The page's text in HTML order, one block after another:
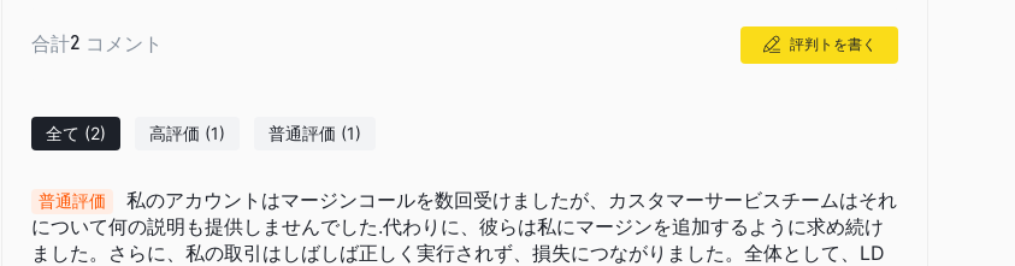
高いレバレッジは利益だけでなく損失も増幅させることに注意してください。
AndroidおよびWindowsを介してアクセス可能な世界をリードする
LD Tradingは、
Prodigy Mobileをダウンロード できます。
合計2 コメント 評判トを書く
全て (2) 高評価 (1) 普通評価 (1)
普通評価
私のアカウントはマージンコールを数回受けましたが、カスタマーサービスチームはそれ
について何の説明も提供しませんでした.代わりに、彼らは私にマージンを追加するように求め続け
ました。さらに、私の取引はしばしば正しく実行されず、損失につながりました。全体として、LD